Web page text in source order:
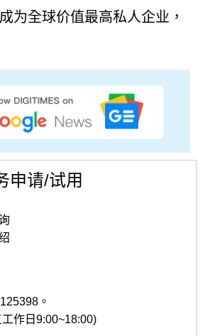
为全球价值最高私人企业，
申请/试用
。
作日9:00~18:00)